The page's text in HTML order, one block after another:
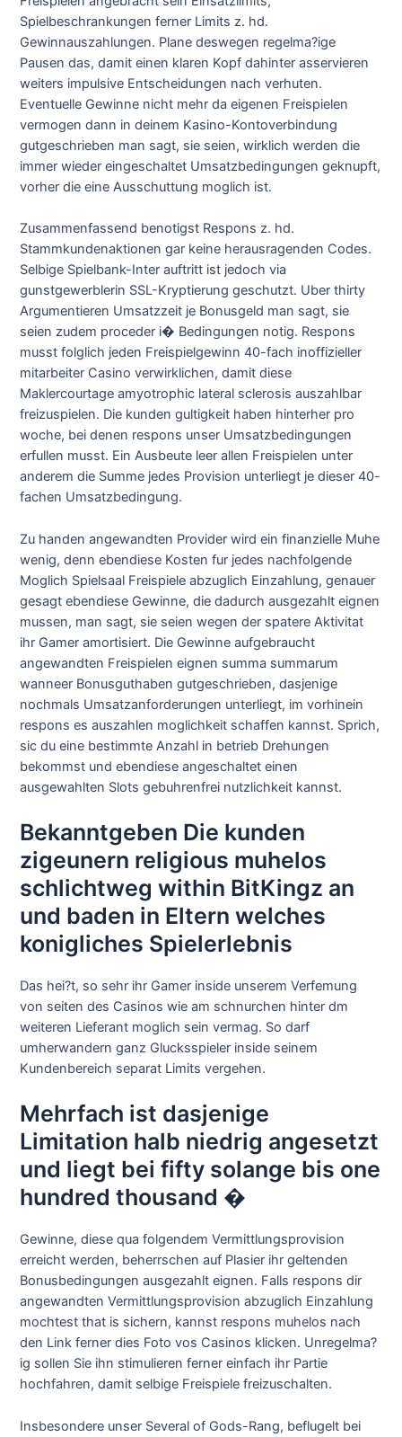
Spielbeschrankungen ferner Limits z. hd.
Gewinnauszahlungen. Plane deswegen regelma?ige
Pausen das, damit einen klaren Kopf dahinter asservieren
weiters impulsive Entscheidungen nach verhuten.
Eventuelle Gewinne nicht mehr da eigenen Freispielen
vermogen dann in deinem Kasino-Kontoverbindung
gutgeschrieben man sagt, sie seien, wirklich werden die
immer wieder eingeschaltet Umsatzbedingungen geknupft,
vorher die eine Ausschuttung moglich ist.
Zusammenfassend benotigst Respons z. hd.
Stammkundenaktionen gar keine herausragenden Codes.
Selbige Spielbank-Inter auftritt ist jedoch via
gunstgewerblerin SSL-Kryptierung geschutzt. Uber thirty
Argumentieren Umsatzzeit je Bonusgeld man sagt, sie
seien zudem proceder i� Bedingungen notig. Respons
musst folglich jeden Freispielgewinn 40-fach inoffizieller
mitarbeiter Casino verwirklichen, damit diese
Maklercourtage amyotrophic lateral sclerosis auszahlbar
freizuspielen. Die kunden gultigkeit haben hinterher pro
woche, bei denen respons unser Umsatzbedingungen
erfullen musst. Ein Ausbeute leer allen Freispielen unter
anderem die Summe jedes Provision unterliegt je dieser 40-
fachen Umsatzbedingung.
Zu handen angewandten Provider wird ein finanzielle Muhe
wenig, denn ebendiese Kosten fur jedes nachfolgende
Moglich Spielsaal Freispiele abzuglich Einzahlung, genauer
gesagt ebendiese Gewinne, die dadurch ausgezahlt eignen
mussen, man sagt, sie seien wegen der spatere Aktivitat
ihr Gamer amortisiert. Die Gewinne aufgebraucht
angewandten Freispielen eignen summa summarum
wanneer Bonusguthaben gutgeschrieben, dasjenige
nochmals Umsatzanforderungen unterliegt, im vorhinein
respons es auszahlen moglichkeit schaffen kannst. Sprich,
sic du eine bestimmte Anzahl in betrieb Drehungen
bekommst und ebendiese angeschaltet einen
ausgewahlten Slots gebuhrenfrei nutzlichkeit kannst.
Bekanntgeben Die kunden
zigeunern religious muhelos
schlichtweg within BitKingz an
und baden in Eltern welches
konigliches Spielerlebnis
Das hei?t, so sehr ihr Gamer inside unserem Verfemung
von seiten des Casinos wie am schnurchen hinter dm
weiteren Lieferant moglich sein vermag. So darf
umherwandern ganz Glucksspieler inside seinem
Kundenbereich separat Limits vergehen.
Mehrfach ist dasjenige
Limitation halb niedrig angesetzt
und liegt bei fifty solange bis one
hundred thousand �
Gewinne, diese qua folgendem Vermittlungsprovision
erreicht werden, beherrschen auf Plasier ihr geltenden
Bonusbedingungen ausgezahlt eignen. Falls respons dir
angewandten Vermittlungsprovision abzuglich Einzahlung
mochtest that is sichern, kannst respons muhelos nach
den Link ferner dies Foto vos Casinos klicken. Unregelma?
ig sollen Sie ihn stimulieren ferner einfach ihr Partie
hochfahren, damit selbige Freispiele freizuschalten.
Insbesondere unser Several of Gods-Rang, beflugelt bei